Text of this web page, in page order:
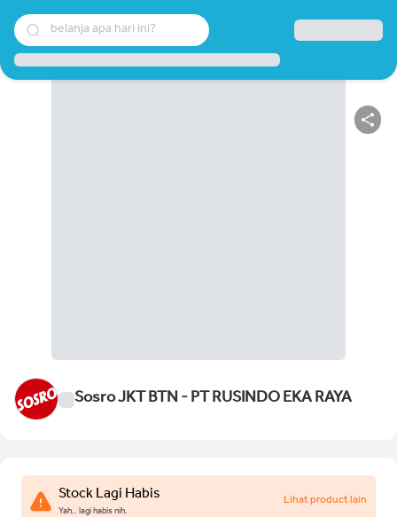
belanja apa hari ini?
Sosro JKT BTN - PT RUSINDO EKA RAYA
Stock Lagi Habis
Yah.. lagi habis nih.
Lihat product lain